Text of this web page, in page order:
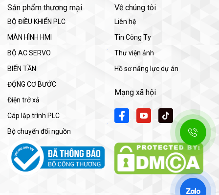
Sản phẩm thương mại
BỘ ĐIỀU KHIỂN PLC
MÀN HÌNH HMI
BỘ AC SERVO
BIẾN TẦN
ĐỘNG CƠ BƯỚC
Điện trở xả
Cáp lập trình PLC
Bộ chuyển đổi nguồn
Về chúng tôi
Liên hệ
Tin Công Ty
Thư viện ảnh
Hồ sơ năng lực dự án
Mạng xã hội